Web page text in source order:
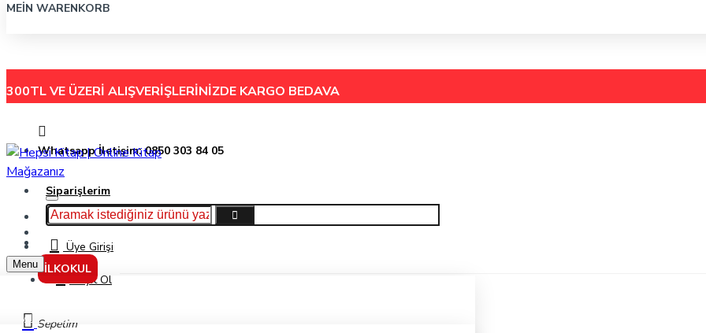
MEIN WARENKORB
300TL VE ÜZERİ ALIŞVERİŞLERİNİZDE KARGO BEDAVA
Whatsapp İletişim: 0850 303 84 05
Siparişlerim
Hakkımızda
İletişimÜye Girişi
Kayıt Ol
Sepetim
İLKOKUL
Menu
Aydın Yayınları Tyt Felsefe Üniversiteye Hazırlık Ders İşleyiş Modülleri